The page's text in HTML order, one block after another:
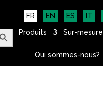
FR EN ES IT
Button Produits Sur-mesure
Qui sommes-nous?